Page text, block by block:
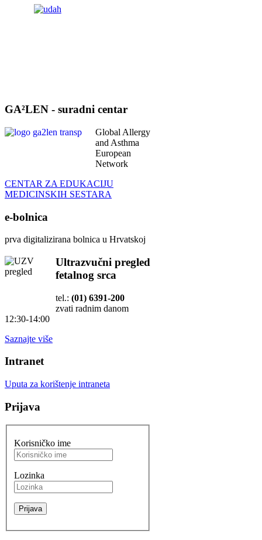
GA²LEN - suradni centar
Global Allergy
and Asthma
European
Network
CENTAR ZA EDUKACIJU
MEDICINSKIH SESTARA
e-bolnica
prva digitalizirana bolnica u Hrvatskoj
Ultrazvučni pregled
fetalnog srca
tel.: (01) 6391-200
zvati radnim danom
12:30-14:00
Saznajte više
Intranet
Uputa za korištenje intraneta
Prijava
Korisničko ime
Lozinka